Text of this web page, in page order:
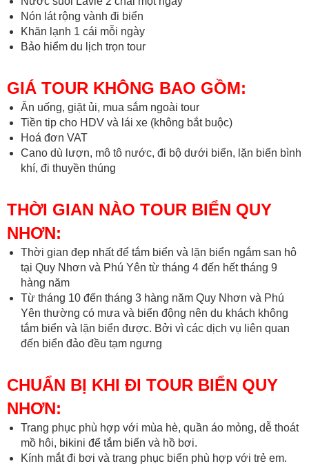
Nón lát rộng vành đi biển
Khăn lạnh 1 cái mỗi ngày
Bảo hiểm du lịch trọn tour
GIÁ TOUR KHÔNG BAO GỒM:
Ăn uống, giặt ủi, mua sắm ngoài tour
Tiền tip cho HDV và lái xe (không bắt buộc)
Hoá đơn VAT
Cano dù lượn, mô tô nước, đi bộ dưới biển, lặn biển bình
khí, đi thuyền thúng
THỜI GIAN NÀO TOUR BIỂN QUY
NHƠN:
Thời gian đẹp nhất để tắm biển và lặn biển ngắm san hô
tại Quy Nhơn và Phú Yên từ tháng 4 đến hết tháng 9
hàng năm
Từ tháng 10 đến tháng 3 hàng năm Quy Nhơn và Phú
Yên thường có mưa và biển động nên du khách không
tắm biển và lặn biển được. Bởi vì các dịch vụ liên quan
đến biển đảo đều tạm ngưng
CHUẨN BỊ KHI ĐI TOUR BIỂN QUY
NHƠN:
Trang phục phù hợp với mùa hè, quần áo mỏng, dễ thoát
mồ hôi, bikini để tắm biển và hồ bơi.
Kính mắt đi bơi và trang phục biển phù hợp với trẻ em.